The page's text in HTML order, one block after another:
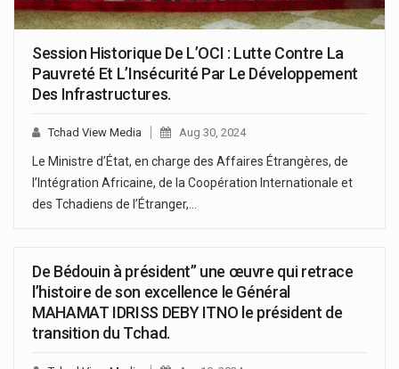
Session Historique De L’OCI : Lutte Contre La
Pauvreté Et L’Insécurité Par Le Développement
Des Infrastructures.
Tchad View Media Aug 30, 2024
Le Ministre d’État, en charge des Affaires Étrangères, de
l’Intégration Africaine, de la Coopération Internationale et
des Tchadiens de l’Étranger,…
De Bédouin à président’’ une œuvre qui retrace
l’histoire de son excellence le Général
MAHAMAT IDRISS DEBY ITNO le président de
transition du Tchad.